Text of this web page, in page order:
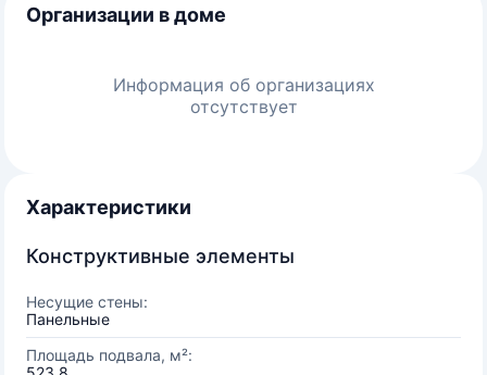
Организации в доме
Информация об организациях
отсутствует
Характеристики
Конструктивные элементы
Несущие стены:
Панельные
Площадь подвала, м²: